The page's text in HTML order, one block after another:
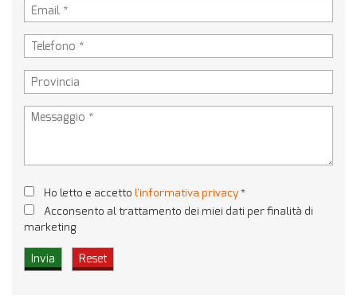
Ho letto e accetto l'informativa privacy*
Acconsento al trattamento dei miei dati per finalità di
marketing